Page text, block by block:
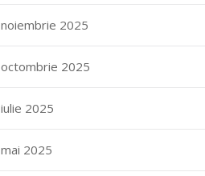
noiembrie 2025
octombrie 2025
iulie 2025
mai 2025